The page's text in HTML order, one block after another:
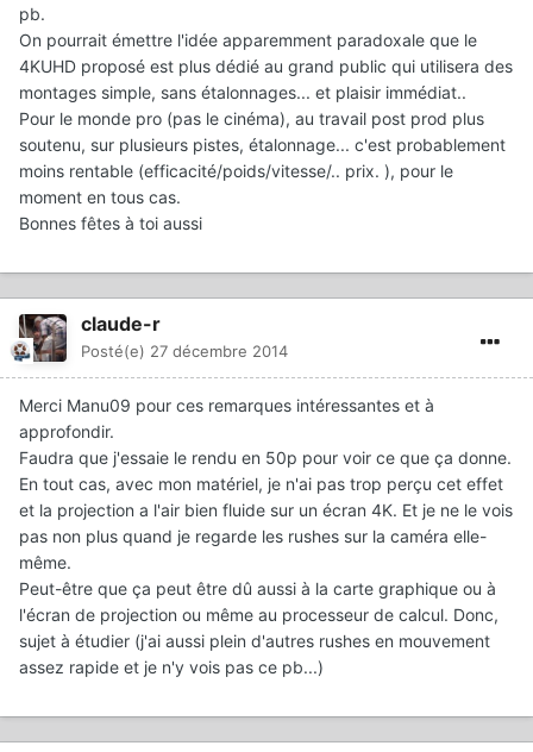
pb.
On pourrait émettre l'idée apparemment paradoxale que le
4KUHD proposé est plus dédié au grand public qui utilisera des
montages simple, sans étalonnages... et plaisir immédiat..
Pour le monde pro (pas le cinéma), au travail post prod plus
soutenu, sur plusieurs pistes, étalonnage... c'est probablement
moins rentable (efficacité/poids/vitesse/.. prix. ), pour le
moment en tous cas.
Bonnes fêtes à toi aussi
claude-r
Posté(e) 27 décembre 2014
Merci Manu09 pour ces remarques intéressantes et à
approfondir.
Faudra que j'essaie le rendu en 50p pour voir ce que ça donne.
En tout cas, avec mon matériel, je n'ai pas trop perçu cet effet
et la projection a l'air bien fluide sur un écran 4K. Et je ne le vois
pas non plus quand je regarde les rushes sur la caméra elle-
même.
Peut-être que ça peut être dû aussi à la carte graphique ou à
l'écran de projection ou même au processeur de calcul. Donc,
sujet à étudier (j'ai aussi plein d'autres rushes en mouvement
assez rapide et je n'y vois pas ce pb...)